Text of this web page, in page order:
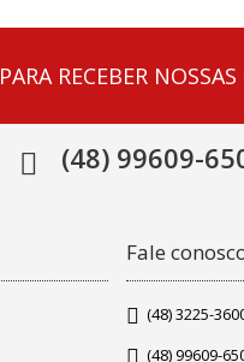
PARA RECEBER
(48) 99609-
Fale
(48) 3225-
(48) 99609-